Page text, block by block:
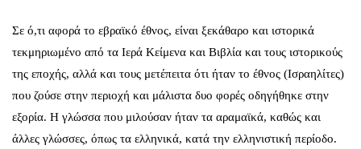
Σε ό,τι αφορά το εβραϊκό έθνος, είναι ξεκάθαρο και ιστορικά
τεκμηριωμένο από τα Ιερά Κείμενα και Βιβλία και τους ιστορικούς
της εποχής, αλλά και τους μετέπειτα ότι ήταν το έθνος (Ισραηλίτες)
που ζούσε στην περιοχή και μάλιστα δυο φορές οδηγήθηκε στην
εξορία. Η γλώσσα που μιλούσαν ήταν τα αραμαϊκά, καθώς και
άλλες γλώσσες, όπως τα ελληνικά, κατά την ελληνιστική περίοδο.